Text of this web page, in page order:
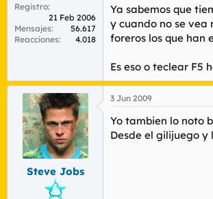
Registro
21 Feb 2006
Mensajes
56.617
Reacciones
4.018
Ya sabemos que
y cuando no se vea
foreros los que han
Es eso o teclear F5
Steve Jobs
3 Jun 2009
Yo tambien lo noto
Desde el gilijuego